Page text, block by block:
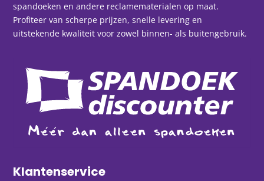
spandoeken en andere reclamematerialen op maat.
Profiteer van scherpe prijzen, snelle levering en
uitstekende kwaliteit voor zowel binnen- als buitengebruik.
Klantenservice